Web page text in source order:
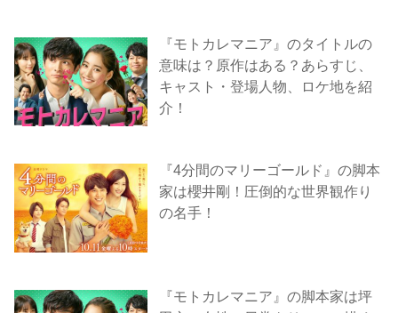
『モトカレマニア』のタイトルの
意味は？原作はある？あらすじ、
キャスト・登場人物、ロケ地を紹
介！
『4分間のマリーゴールド』の脚本
家は櫻井剛！圧倒的な世界観作り
の名手！
『モトカレマニア』の脚本家は坪